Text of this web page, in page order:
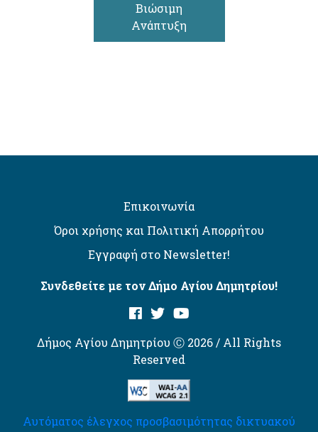
Βιώσιμη
Ανάπτυξη
Επικοινωνία
Όροι χρήσης και Πολιτική Απορρήτου
Εγγραφή στο Newsletter!
Συνδεθείτε με τον Δήμο Αγίου Δημητρίου!
Δήμος Αγίου Δημητρίου Ⓒ 2026 / All Rights
Reserved
Αυτόματος έλεγχος προσβασιμότητας δικτυακού